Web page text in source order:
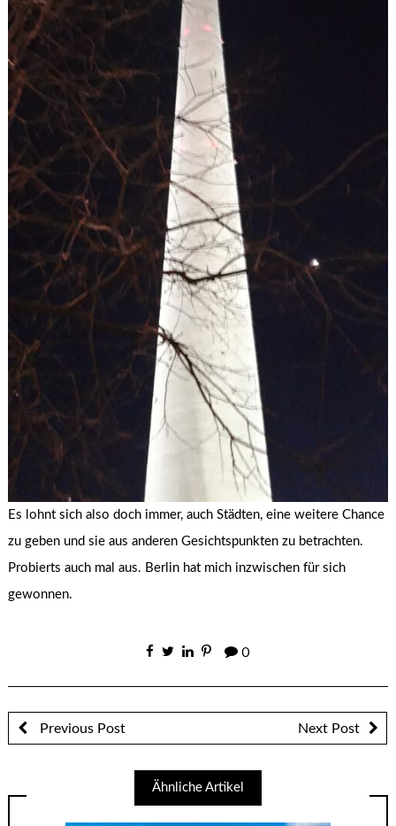
Es lohnt sich also doch immer, auch Städten, eine weitere Chance
zu geben und sie aus anderen Gesichtspunkten zu betrachten.
Probierts auch mal aus. Berlin hat mich inzwischen für sich
gewonnen.
0
Previous Post Next Post
Ähnliche Artikel